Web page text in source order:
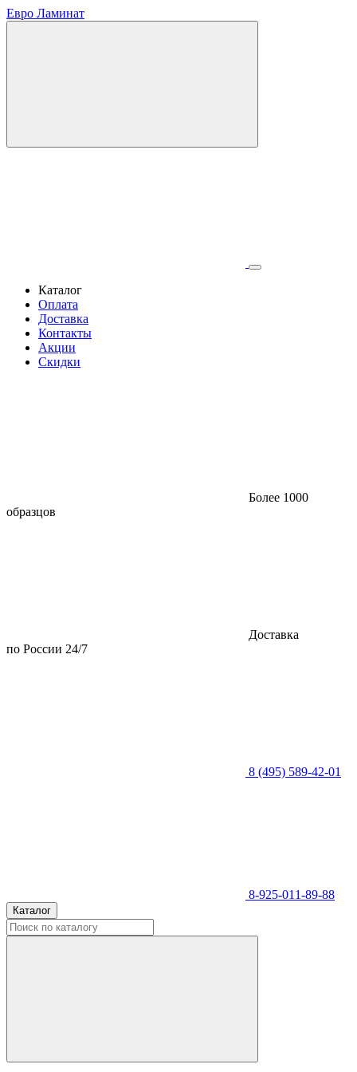
Евро Ламинат
Каталог
Оплата
Доставка
Контакты
Акции
Скидки
Более 1000
образцов
Доставка
по России 24/7
8 (495) 589-42-01
8-925-011-89-88
Каталог